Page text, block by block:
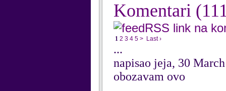
Komentari
RSS link na
1 2 3 4 5 > Last ›
...
napisao jeja, 30
obozavam ovo